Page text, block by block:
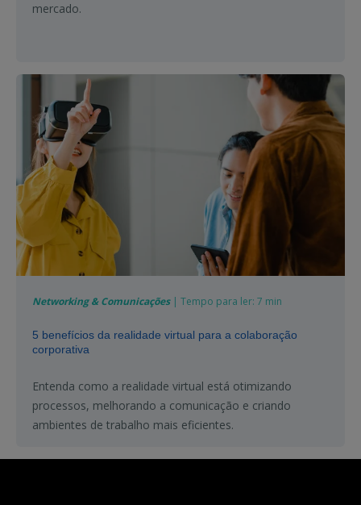
mercado.
Networking & Comunicações| Tempo para ler: 7 min
5 benefícios da realidade virtual para a colaboração
corporativa
Entenda como a realidade virtual está otimizando
processos, melhorando a comunicação e criando
ambientes de trabalho mais eficientes.